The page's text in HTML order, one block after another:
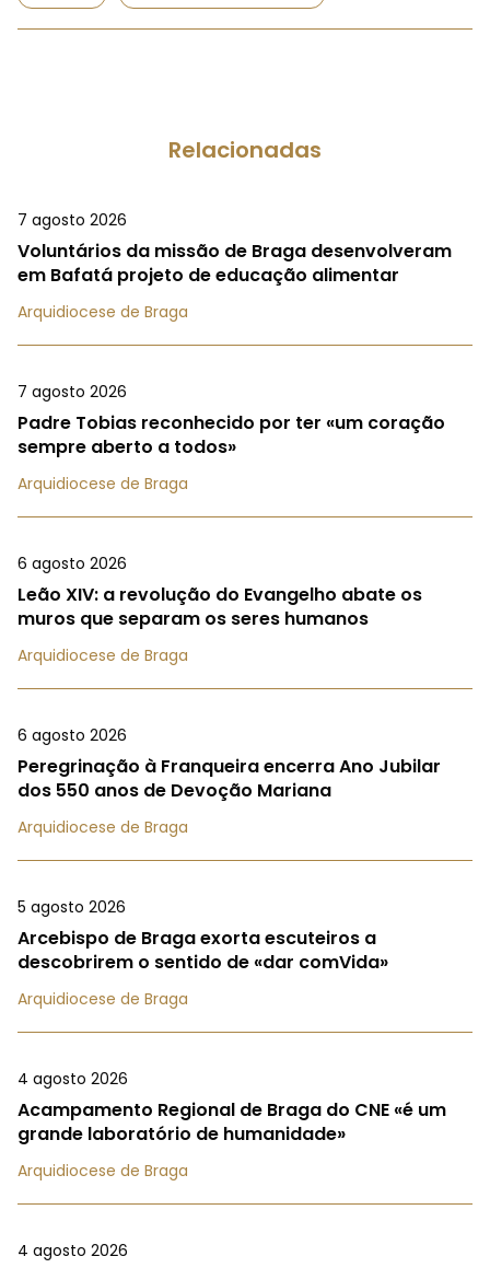
Relacionadas
7 agosto 2026
Voluntários da missão de Braga desenvolveram
em Bafatá projeto de educação alimentar
Arquidiocese de Braga
7 agosto 2026
Padre Tobias reconhecido por ter «um coração
sempre aberto a todos»
Arquidiocese de Braga
6 agosto 2026
Leão XIV: a revolução do Evangelho abate os
muros que separam os seres humanos
Arquidiocese de Braga
6 agosto 2026
Peregrinação à Franqueira encerra Ano Jubilar
dos 550 anos de Devoção Mariana
Arquidiocese de Braga
5 agosto 2026
Arcebispo de Braga exorta escuteiros a
descobrirem o sentido de «dar comVida»
Arquidiocese de Braga
4 agosto 2026
Acampamento Regional de Braga do CNE «é um
grande laboratório de humanidade»
Arquidiocese de Braga
4 agosto 2026